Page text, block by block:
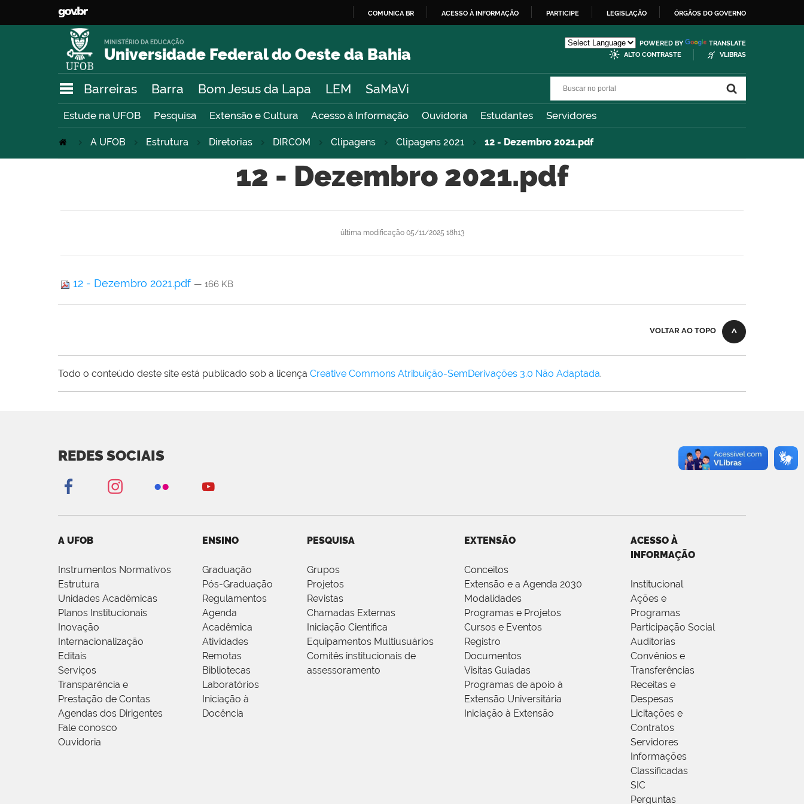
O
COMUNICA BR ACESSO À INFORMAÇÃO PARTICIPE LEGISLAÇÃO ÓRGÃOS DO GOVERNO
Universidade Federal do Oeste da Bahia
MINISTÉRIO DA EDUCAÇÃO POWERED BY
TRANSLATE
ALTO CONTRASTE
VLIBRAS
Barreiras Barra Bom Jesus da Lapa LEM SaMaVi
Estude na UFOB Pesquisa Extensão e Cultura Acesso à Informação Ouvidoria Estudantes Servidores
A UFOB Estrutura Diretorias DIRCOM Clipagens Clipagens 2021 12 - Dezembro 2021.pdf
12 - Dezembro 2021.pdf
última modificação05/11/2025 18h13
12 - Dezembro 2021.pdf — 166 KB
VOLTAR AO TOPO
Todo o conteúdo deste site está publicado sob a licença Creative Commons Atribuição-SemDerivações 3.0 Não Adaptada.
REDES SOCIAIS
A UFOB
Instrumentos Normativos
Estrutura
Unidades Acadêmicas
Planos Institucionais
Inovação
Internacionalização
Editais
Serviços
Transparência e
Prestação de Contas
Agendas dos Dirigentes
Fale conosco
Ouvidoria
ENSINO
Graduação
Pós-Graduação
Regulamentos
Agenda
Acadêmica
Atividades
Remotas
Bibliotecas
Laboratórios
Iniciação à
Docência
PESQUISA
Grupos
Projetos
Revistas
Chamadas Externas
Iniciação Científica
Equipamentos Multiusuários
Comitês institucionais de
assessoramento
EXTENSÃO
Conceitos
Extensão e a Agenda 2030
Modalidades
Programas e Projetos
Cursos e Eventos
Registro
Documentos
Visitas Guiadas
Programas de apoio à
Extensão Universitária
Iniciação à Extensão
ACESSO À
INFORMAÇÃO
Institucional
Ações e
Programas
Participação Social
Auditorias
Convênios e
Transferências
Receitas e
Despesas
Licitações e
Contratos
Servidores
Informações
Classificadas
SIC
Perguntas